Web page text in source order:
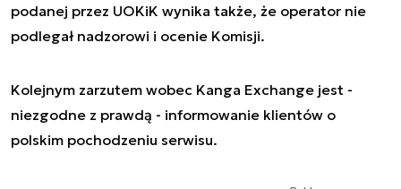
podanej przez UOKiK wynika także, że operator nie
podlegał nadzorowi i ocenie Komisji.
Kolejnym zarzutem wobec Kanga Exchange jest -
niezgodne z prawdą - informowanie klientów o
polskim pochodzeniu serwisu.